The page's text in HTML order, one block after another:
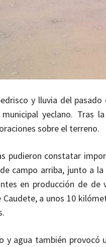
y lluvia del
yeclano. Tras
sobre el terreno.
pudieron constatar
campo arriba, junto a
en producción de de
a unos 10
y agua también